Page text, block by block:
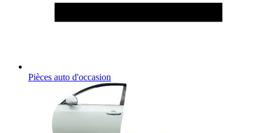
Pièces auto d'occasion